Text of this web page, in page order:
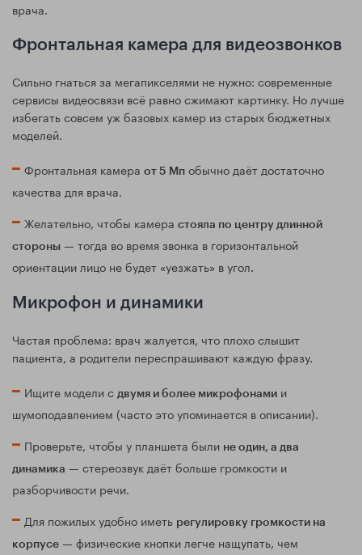
врача.
Фронтальная камера для видеозвонков
Сильно гнаться за мегапикселями не нужно: современные
сервисы видеосвязи всё равно сжимают картинку. Но лучше
избегать совсем уж базовых камер из старых бюджетных
моделей.
Фронтальная камера от 5 Мп обычно даёт достаточно
качества для врача.
Желательно, чтобы камера стояла по центру длинной
стороны — тогда во время звонка в горизонтальной
ориентации лицо не будет «уезжать» в угол.
Микрофон и динамики
Частая проблема: врач жалуется, что плохо слышит
пациента, а родители переспрашивают каждую фразу.
Ищите модели с двумя и более микрофонами и
шумоподавлением (часто это упоминается в описании).
Проверьте, чтобы у планшета были не один, а два
динамика — стереозвук даёт больше громкости и
разборчивости речи.
Для пожилых удобно иметь регулировку громкости на
корпусе — физические кнопки легче нащупать, чем